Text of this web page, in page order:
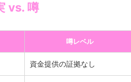
vs. 噂
噂レベル
資金提供の証拠なし